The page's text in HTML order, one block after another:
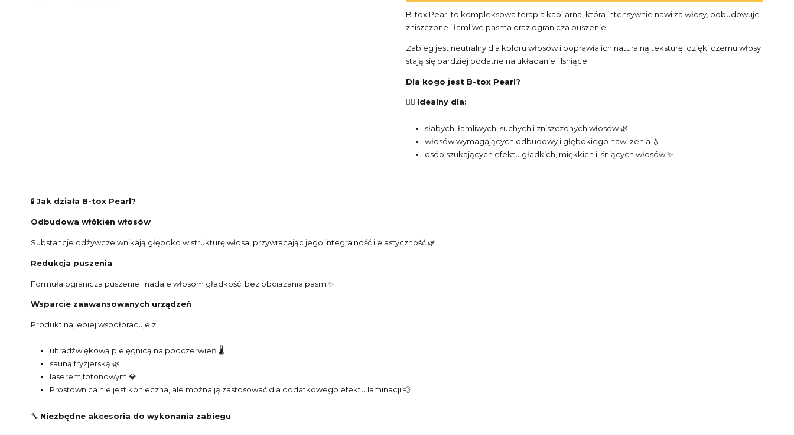
B-tox Pearl to kompleksowa terapia kapilarna, która intensywnie nawilża włosy, odbudowuje
zniszczone i łamliwe pasma oraz ogranicza puszenie.
Zabieg jest neutralny dla koloru włosów i poprawia ich naturalną teksturę, dzięki czemu włosy
stają się bardziej podatne na układanie i lśniące.
Dla kogo jest B-tox Pearl?
💆‍♀️ Idealny dla:
słabych, łamliwych, suchych i zniszczonych włosów 🌿
włosów wymagających odbudowy i głębokiego nawilżenia 💧
osób szukających efektu gładkich, miękkich i lśniących włosów ✨
🧪 Jak działa B-tox Pearl?
Odbudowa włókien włosów
Substancje odżywcze wnikają głęboko w strukturę włosa, przywracając jego integralność i elastyczność 🌿
Redukcja puszenia
Formuła ogranicza puszenie i nadaje włosom gładkość, bez obciążania pasm ✨
Wsparcie zaawansowanych urządzeń
Produkt najlepiej współpracuje z:
ultradźwiękową pielęgnicą na podczerwień 🌡️
sauną fryzjerską 🌿
laserem fotonowym 💎
Prostownica nie jest konieczna, ale można ją zastosować dla dodatkowego efektu laminacji 💨
🔧 Niezbędne akcesoria do wykonania zabiegu